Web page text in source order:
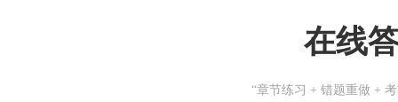
在线
“章节练习 + 错题重做 +